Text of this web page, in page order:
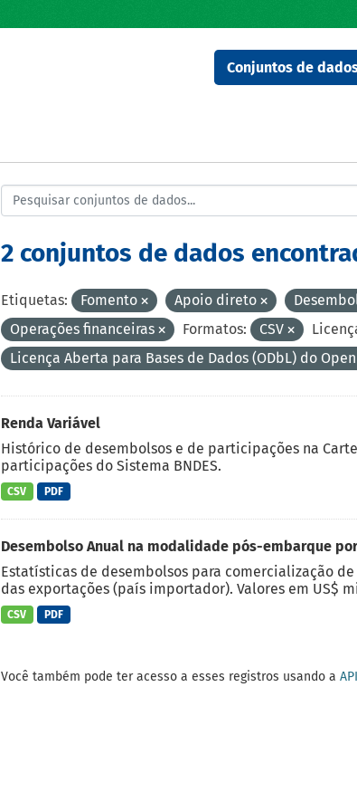
Conjuntos de
2 conjuntos de dados
Etiquetas: Fomento Apoio direto
Operações financeiras
Formatos: CSV
Licença Aberta para Bases de Dados (ODbL) do
Renda Variável
Histórico de desembolsos e de participações na
participações do Sistema BNDES.
CSV PDF
Desembolso Anual na modalidade pós-embarque
Estatísticas de desembolsos para comercialização
das exportações (país importador). Valores em US$
CSV PDF
Você também pode ter acesso a esses registros usando a API